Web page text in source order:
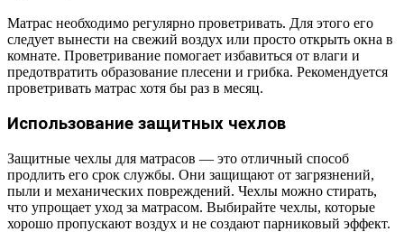
Матрас необходимо регулярно проветривать. Для этого его
следует вынести на свежий воздух или просто открыть окна в
комнате. Проветривание помогает избавиться от влаги и
предотвратить образование плесени и грибка. Рекомендуется
проветривать матрас хотя бы раз в месяц.
Использование защитных чехлов
Защитные чехлы для матрасов — это отличный способ
продлить его срок службы. Они защищают от загрязнений,
пыли и механических повреждений. Чехлы можно стирать,
что упрощает уход за матрасом. Выбирайте чехлы, которые
хорошо пропускают воздух и не создают парниковый эффект.